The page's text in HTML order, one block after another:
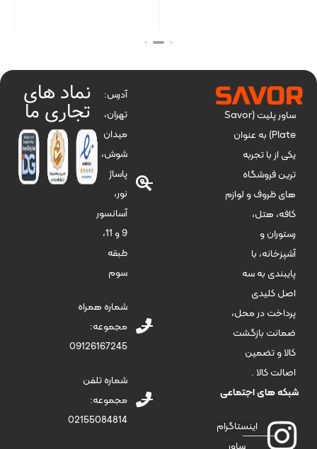
بستن
ساور پلیت (Savor
Plate) به عنوان
یکی از با تجربه
ترین فروشگاه
های ظروف و لوازم
کافه، هتل،
رستوران و
آشپزخانه، با
پایبندی به سه
اصل کلیدی
پرداخت در محل،
ضمانت بازگشت
کالا و تضمین
اصالت کالا .
شبکه های اجتماعی
اینستاگرام
ساور
آدرس:
تهران،
میدان
شوش،
پاساژ
نور،
آسانسور
9 و 11،
طبقه
سوم
شماره همراه
مجموعه:
09126167245
شماره تلفن
مجموعه:
02155084814
نماد های
تجاری ما